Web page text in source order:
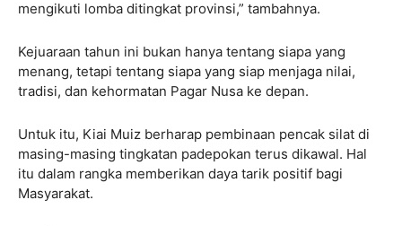
mengikuti lomba ditingkat provinsi,” tambahnya.
Kejuaraan tahun ini bukan hanya tentang siapa yang
menang, tetapi tentang siapa yang siap menjaga nilai,
tradisi, dan kehormatan Pagar Nusa ke depan.
Untuk itu, Kiai Muiz berharap pembinaan pencak silat di
masing-masing tingkatan padepokan terus dikawal. Hal
itu dalam rangka memberikan daya tarik positif bagi
Masyarakat.